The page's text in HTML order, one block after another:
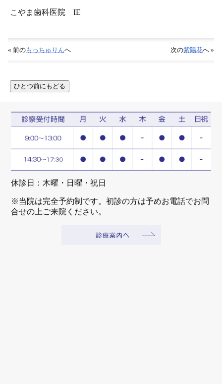
こやま歯科医院 IE
« 前のもっちゅりんへ 次の紫陽花へ »
休診日：木曜・日曜・祝日
※当院は完全予約制です。初診の方は予めお電話でお問
合せの上ご来院ください。